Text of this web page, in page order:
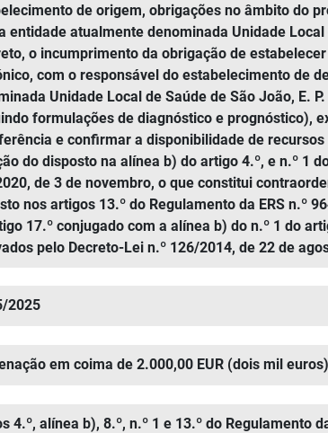
de origem, obrigações no âmbito do
entidade atualmente denominada Unidade Local
o incumprimento da obrigação de
com o responsável do estabelecimento de
Unidade Local de Saúde de São João, E.
formulações de diagnóstico e prognóstico),
e confirmar a disponibilidade de
do disposto na alínea b) do artigo 4.º, e n.º 1
de 3 de novembro, o que constitui
nos artigos 13.º do Regulamento da ERS n.º
17.º conjugado com a alínea b) do n.º 1 do
pelo Decreto-Lei n.º 126/2014, de 22 de
2025
em coima de 2.000,00 EUR (dois mil
4.º, alínea b), 8.º, n.º 1 e 13.º do Regulamento